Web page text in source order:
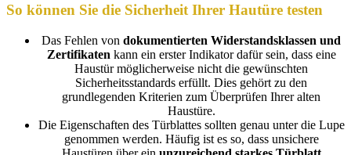
So können Sie die Sicherheit Ihrer Hautüre testen
Das Fehlen von dokumentierten Widerstandsklassen und
Zertifikaten kann ein erster Indikator dafür sein, dass eine
Haustür möglicherweise nicht die gewünschten
Sicherheitsstandards erfüllt. Dies gehört zu den
grundlegenden Kriterien zum Überprüfen Ihrer alten
Haustüre.
Die Eigenschaften des Türblattes sollten genau unter die Lupe
genommen werden. Häufig ist es so, dass unsichere